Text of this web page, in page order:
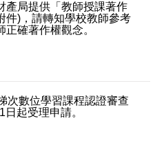
產局提供「教師授課著作
件)，請轉知學校教師參考
確著作權觀念。
次數位學習課程認證審查
起受理申請。